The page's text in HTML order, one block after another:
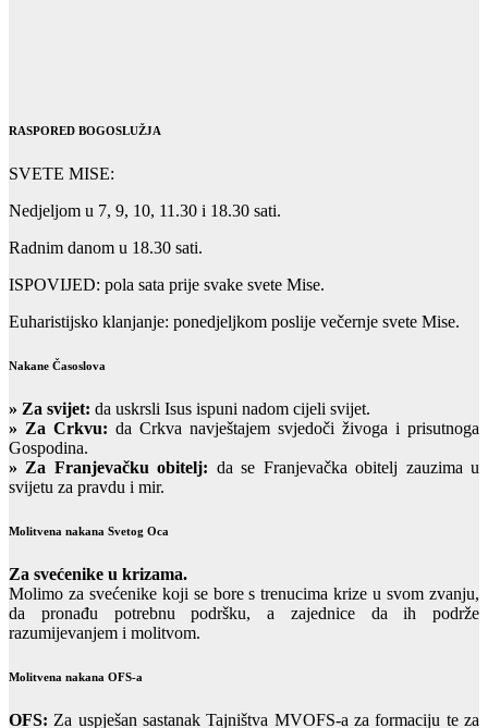
RASPORED BOGOSLUŽJA
SVETE MISE:
Nedjeljom u 7, 9, 10, 11.30 i 18.30 sati.
Radnim danom u 18.30 sati.
ISPOVIJED: pola sata prije svake svete Mise.
Euharistijsko klanjanje: ponedjeljkom poslije večernje svete Mise.
Nakane Časoslova
» Za svijet: da uskrsli Isus ispuni nadom cijeli svijet.
» Za Crkvu: da Crkva navještajem svjedoči živoga i prisutnoga
Gospodina.
» Za Franjevačku obitelj: da se Franjevačka obitelj zauzima u
svijetu za pravdu i mir.
Molitvena nakana Svetog Oca
Za svećenike u krizama.
Molimo za svećenike koji se bore s trenucima krize u svom zvanju,
da pronađu potrebnu podršku, a zajednice da ih podrže
razumijevanjem i molitvom.
Molitvena nakana OFS-a
OFS: Za uspješan sastanak Tajništva MVOFS-a za formaciju te za